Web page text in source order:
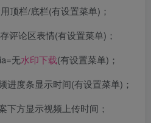
顶栏/底栏(有设置菜单)；
评论区表情(有设置菜单)；
无水印下载(有设置菜单)；
进度条显示时间(有设置菜单)；
下方显示视频上传时间；